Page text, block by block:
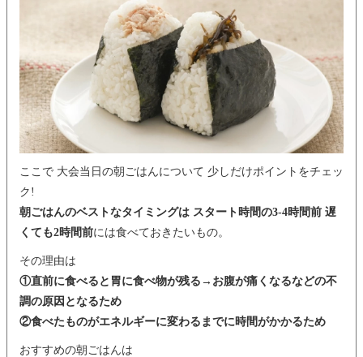
ここで 大会当日の朝ごはんについて 少しだけポイントをチェッ
ク!
朝ごはんのベストなタイミングは スタート時間の3-4時間前 遅
くても2時間前には食べておきたいもの。
その理由は
①直前に食べると胃に食べ物が残る→お腹が痛くなるなどの不
調の原因となるため
②食べたものがエネルギーに変わるまでに時間がかかるため
おすすめの朝ごはんは